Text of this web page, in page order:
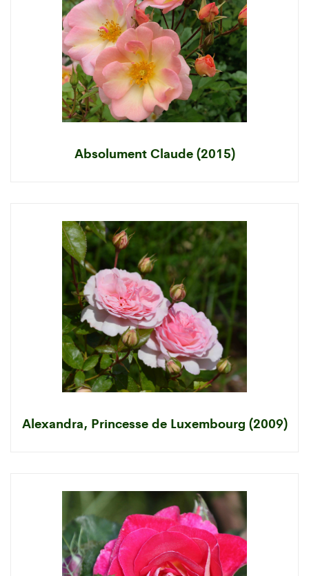
Absolument Claude (2015)
Alexandra, Princesse de Luxembourg (2009)